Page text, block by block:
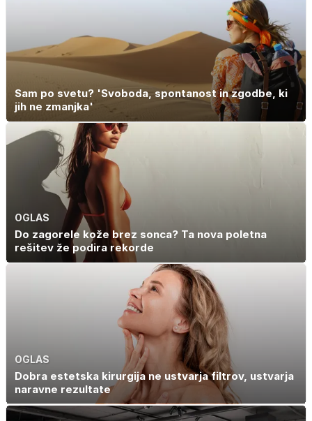
Sam po svetu? 'Svoboda, spontanost in zgodbe, ki
jih ne zmanjka'
OGLAS
Do zagorele kože brez sonca? Ta nova poletna
rešitev že podira rekorde
OGLAS
Dobra estetska kirurgija ne ustvarja filtrov, ustvarja
naravne rezultate